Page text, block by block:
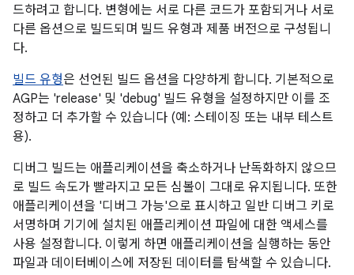
드하려고 합니다. 변형에는 서로 다른 코드가 포함되거나 서로
다른 옵션으로 빌드되며 빌드 유형과 제품 버전으로 구성됩니
다.
빌드 유형은 선언된 빌드 옵션을 다양하게 합니다. 기본적으로
AGP는 'release' 및 'debug' 빌드 유형을 설정하지만 이를 조
정하고 더 추가할 수 있습니다 (예: 스테이징 또는 내부 테스트
용).
디버그 빌드는 애플리케이션을 축소하거나 난독화하지 않으므
로 빌드 속도가 빨라지고 모든 심볼이 그대로 유지됩니다. 또한
애플리케이션을 '디버그 가능'으로 표시하고 일반 디버그 키로
서명하며 기기에 설치된 애플리케이션 파일에 대한 액세스를
사용 설정합니다. 이렇게 하면 애플리케이션을 실행하는 동안
파일과 데이터베이스에 저장된 데이터를 탐색할 수 있습니다.